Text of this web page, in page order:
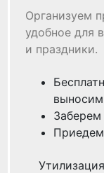
Организуем
удобное для
и праздники.
выносим
Утилизация